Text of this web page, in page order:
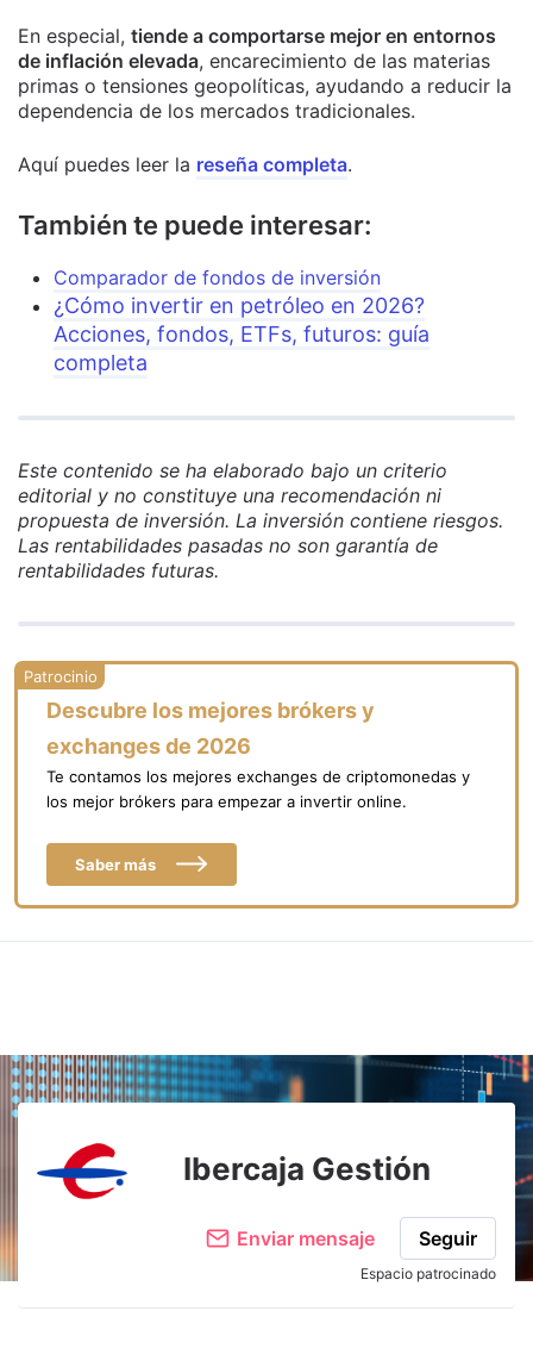
En especial, tiende a comportarse mejor en entornos
de inflación elevada, encarecimiento de las materias
primas o tensiones geopolíticas, ayudando a reducir la
dependencia de los mercados tradicionales.
Aquí puedes leer la reseña completa.
También te puede interesar:
Comparador de fondos de inversión
¿Cómo invertir en petróleo en 2026?
Acciones, fondos, ETFs, futuros: guía
completa
Este contenido se ha elaborado bajo un criterio
editorial y no constituye una recomendación ni
propuesta de inversión. La inversión contiene riesgos.
Las rentabilidades pasadas no son garantía de
rentabilidades futuras.
Descubre los mejores brókers y
exchanges de 2026
Te contamos los mejores exchanges de criptomonedas y
los mejor brókers para empezar a invertir online.
Saber más
Ibercaja Gestión
Enviar mensaje Seguir
Espacio patrocinado